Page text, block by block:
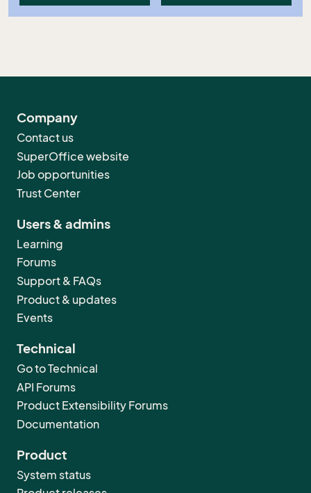
Company
Contact us
SuperOffice website
Job opportunities
Trust Center
Users & admins
Learning
Forums
Support & FAQs
Product & updates
Events
Technical
Go to Technical
API Forums
Product Extensibility Forums
Documentation
Product
System status